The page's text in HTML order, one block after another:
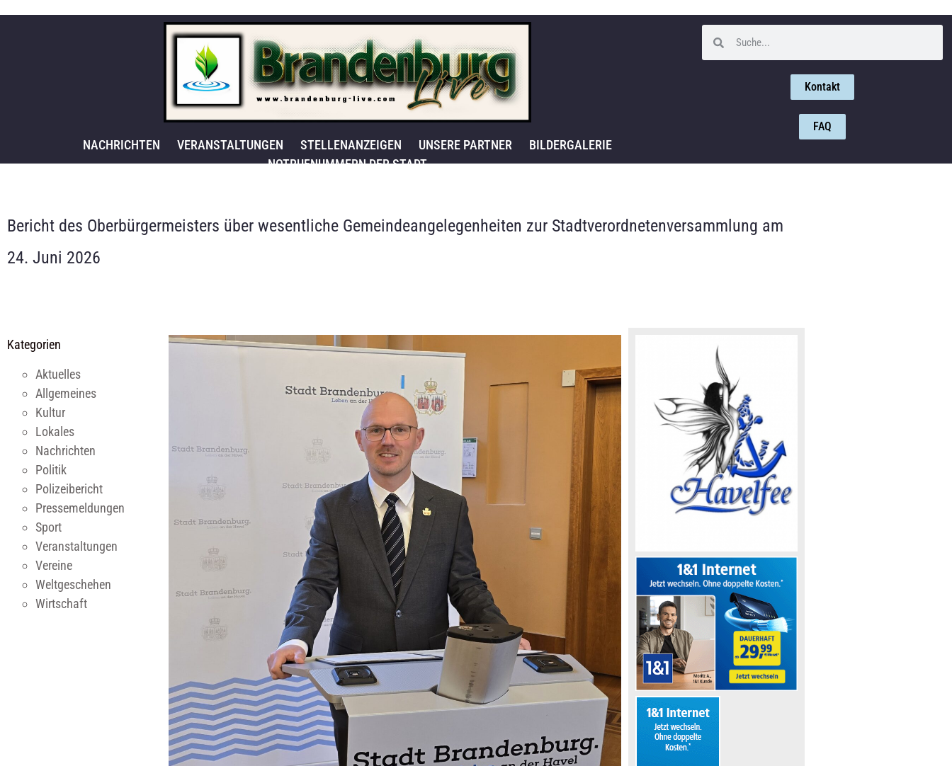
NACHRICHTEN VERANSTALTUNGEN STELLENANZEIGEN UNSERE PARTNER
BILDERGALERIE
NOTRUFNUMMERN DER STADT
Kontakt
FAQ
Bericht des Oberbürgermeisters über wesentliche Gemeindeangelegenheiten zur Stadtverordnetenversammlung am
24. Juni 2026
Kategorien
Aktuelles
Allgemeines
Kultur
Lokales
Nachrichten
Politik
Polizeibericht
Pressemeldungen
Sport
Veranstaltungen
Vereine
Weltgeschehen
Wirtschaft